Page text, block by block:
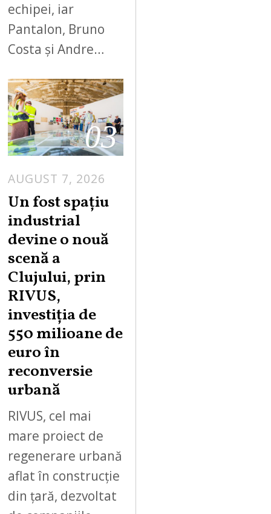
echipei, iar
Pantalon, Bruno
Costa și Andre…
03
AUGUST 7, 2026
Un fost spațiu
industrial
devine o nouă
scenă a
Clujului, prin
RIVUS,
investiția de
550 milioane de
euro în
reconversie
urbană
RIVUS, cel mai
mare proiect de
regenerare urbană
aflat în construcție
din țară, dezvoltat